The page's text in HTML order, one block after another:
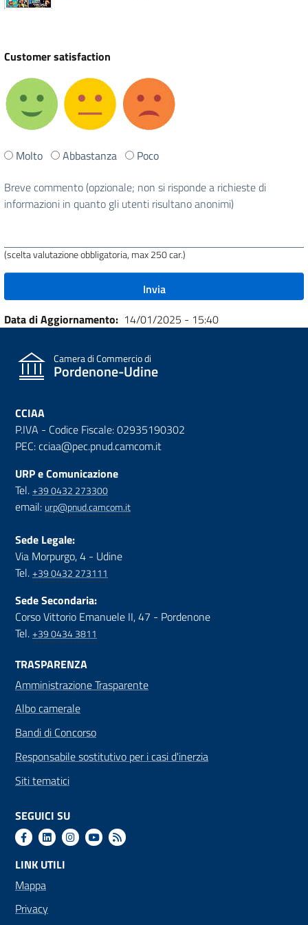
Customer satisfaction
Ti
stata
utile
Molto Abbastanza
Poco
Breve commento (opzionale; non si risponde a richieste di
informazioni in quanto gli utenti risultano anonimi)
(scelta valutazione obbligatoria, max 250 car.)
Data di Aggiornamento 14/01/2025 - 15:40
Camera di Commercio di
Pordenone-Udine
CCIAA
P.IVA - Codice Fiscale: 02935190302
PEC: cciaa@pec.pnud.camcom.it
URP e Comunicazione
Tel.+39 0432 273300
email: urp@pnud.camcom.it
Sede Legale:
Via Morpurgo, 4 - Udine
Tel.+39 0432 273111
Sede Secondaria:
Corso Vittorio Emanuele II, 47 - Pordenone
Tel.+39 0434 3811
TRASPARENZA
Amministrazione Trasparente
Albo camerale
Bandi di Concorso
Responsabile sostitutivo per i casi d'inerzia
Siti tematici
SEGUICI SU
LINK UTILI
Mappa
Privacy